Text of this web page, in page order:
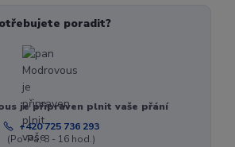
poradit?
je připraven plnit vaše přání
+420 725 736 293
(Po-Pá, 8 - 16 hod.)